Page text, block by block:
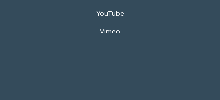
YouTube
Vimeo